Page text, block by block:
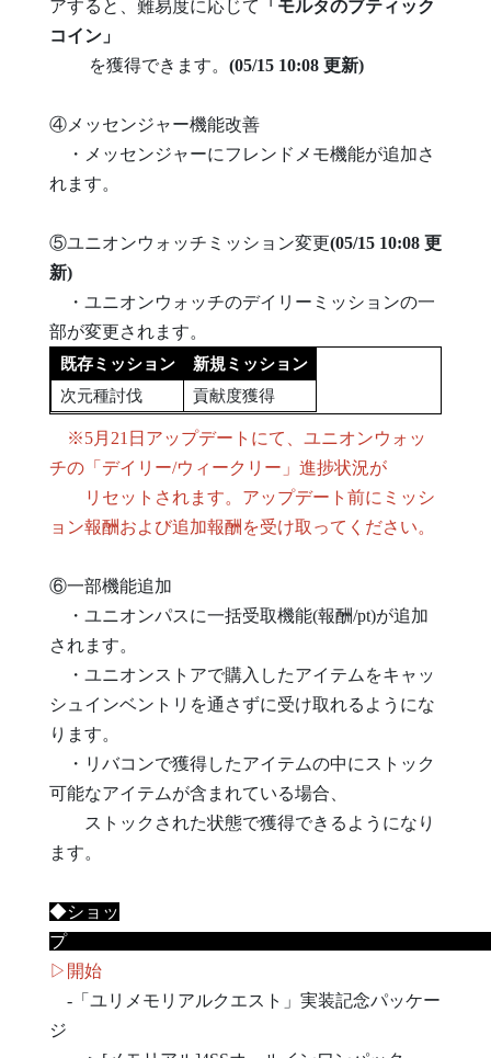
アすると、難易度に応じて
「モルタのブティック
コイン」
を獲得できます。 (05/15 10:08 更新)
④メッセンジャー機能改善
・メッセンジャーにフレンドメモ機能が追加さ
れます。
⑤ユニオンウォッチミッション変更(05/15 10:08 更
新)
・ユニオンウォッチのデイリーミッションの一
部が変更されます。
既存ミッション
新規ミッション
次元種討伐
貢献度獲得
※5月21日アップデートにて、ユニオンウォッ
チの「デイリー/ウィークリー」進捗状況が
リセットされます。アップデート前にミッシ
ョン報酬および追加報酬を受け取ってください。
⑥一部機能追加
・ユニオンパスに一括受取機能(報酬/pt)が追加
されます。
・ユニオンストアで購入したアイテムをキャッ
シュインベントリを通さずに受け取れるようにな
ります。
・リバコンで獲得したアイテムの中にストック
可能なアイテムが含まれている場合、
ストックされた状態で獲得できるようになり
ます。
◆ショッ
▷開始
-「ユリメモリアルクエスト」実装記念パッケー
ジ